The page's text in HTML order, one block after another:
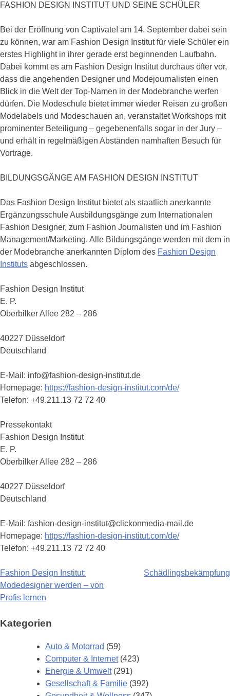
FASHION DESIGN INSTITUT UND SEINE SCHÜLER
Bei der Eröffnung von Captivate! am 14. September dabei sein
zu können, war am Fashion Design Institut für viele Schüler ein
erstes Highlight in ihrer gerade erst beginnenden Laufbahn.
Dabei kommt es am Fashion Design Institut durchaus öfter vor,
dass die angehenden Designer und Modejournalisten einen
Blick in die Welt der Top-Namen in der Modebranche werfen
dürfen. Die Modeschule bietet immer wieder Reisen zu großen
Modelabels und Modeschauen an, veranstaltet Workshops mit
prominenter Beteiligung – gegebenenfalls sogar in der Jury –
und erhält in regelmäßigen Abständen namhaften Besuch für
Vortrage.
BILDUNGSGÄNGE AM FASHION DESIGN INSTITUT
Das Fashion Design Institut bietet als staatlich anerkannte
Ergänzungsschule Ausbildungsgänge zum Internationalen
Fashion Designer, zum Fashion Journalisten und im Fashion
Management/Marketing. Alle Bildungsgänge werden mit dem in
der Modebranche anerkannten Diplom des Fashion Design
Instituts abgeschlossen.
Fashion Design Institut
E. P.
Oberbilker Allee 282 – 286
40227 Düsseldorf
Deutschland
E-Mail: info@fashion-design-institut.de
Homepage: https://fashion-design-institut.com/de/
Telefon: +49.211.13 72 72 40
Pressekontakt
Fashion Design Institut
E. P.
Oberbilker Allee 282 – 286
40227 Düsseldorf
Deutschland
E-Mail: fashion-design-institut@clickonmedia-mail.de
Homepage: https://fashion-design-institut.com/de/
Telefon: +49.211.13 72 72 40
Beitragsnavigation
Fashion Design Institut:
Modedesigner werden – von
Profis lernen
Schädlingsbekämpfung
Kategorien
Auto & Motorrad (59)
Computer & Internet(423)
Energie & Umwelt(291)
Gesellschaft & Familie (392)